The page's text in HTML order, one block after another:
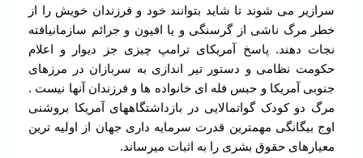
سرازیر می شوند تا شاید بتوانند خود و فرزندان خویش را از
خطر مرگ ناشی از گرسنگی و یا افیون و جرائم سازمانیافته
نجات دهند. پاسخ آمریکای ترامپ چیزی جز دیوار و اعلام
حکومت نظامی و دستور تیر اندازی به سربازان در مرزهای
جنوبی آمریکا و حبس فله ای خانواده ها و فرزندان آنها نیست .
مرگ دو کودک گواتمالایی در بازداشتگاههای آمریکا بروشنی
اوج بیگانگی مهمترین قدرت سرمایه داری جهان از اولیه ترین
معیارهای حقوق بشری را به اثبات میرساند.